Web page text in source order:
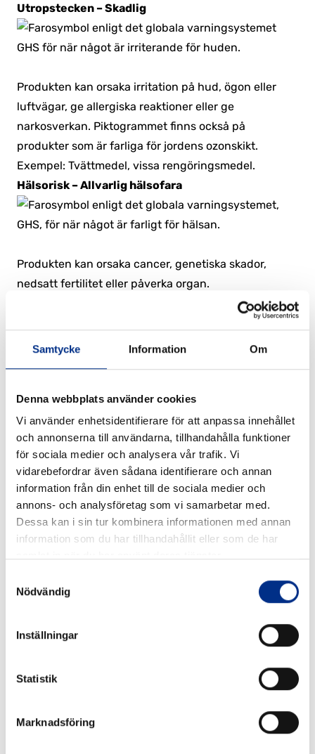
Samtycke Information Om
Denna webbplats använder cookies
Vi använder enhetsidentifierare för att anpassa innehållet
och annonserna till användarna, tillhandahålla funktioner
för sociala medier och analysera vår trafik. Vi
vidarebefordrar även sådana identifierare och annan
information från din enhet till de sociala medier och
annons- och analysföretag som vi samarbetar med.
Dessa kan i sin tur kombinera informationen med annan
information som du har tillhandahållit eller som de har
Nödvändig
Inställningar
Statistik
Marknadsföring
Utropstecken – Skadlig
Produkten kan orsaka irritation på hud, ögon eller
luftvägar, ge allergiska reaktioner eller ge
narkosverkan. Piktogrammet finns också på
produkter som är farliga för jordens ozonskikt.
Exempel: Tvättmedel, vissa rengöringsmedel.
Hälsorisk – Allvarlig hälsofara
Produkten kan orsaka cancer, genetiska skador,
nedsatt fertilitet eller påverka organ.
Produkten kan orsaka allvarliga frätskador på hud
och ögon samt skada metaller.
Exempel: Avloppsrensare, starka rengöringsmedel.
Explosiv
Produkten kan explodera vid stöt, gnista eller
uppvärmning.
Exempel: Pyroteknik, nödraketer, vissa kemikalier i
labbmiljö.
gnistor eller luft.
Exempel: Bensin, lösningsmedel, gasbehållare.